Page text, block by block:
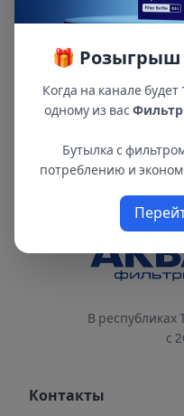
картриджа
распространенных
органические
тяжелые металлы,
В республиках
с
Контакты
🎁 Розыгрыш
Когда на канале
одному из вас
Бутылка с
потреблению и